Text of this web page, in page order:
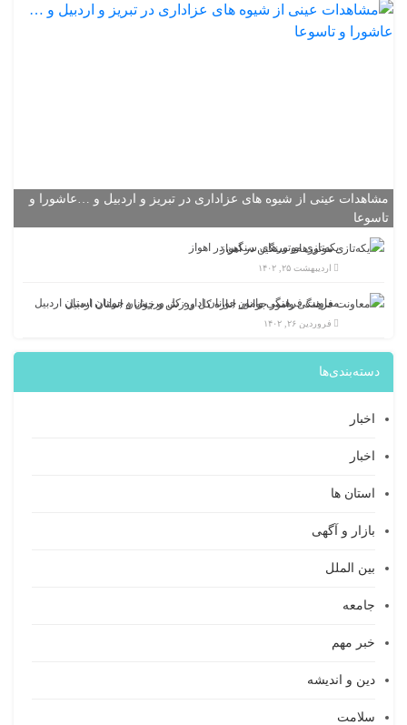
مشاهدات عینی از شیوه های عزاداری در تبریز و اردبیل و …عاشورا و
تاسوعا
یکه‌تازی موتورهای سنگین در اهواز
اردیبهشت ۲۵, ۱۴۰۲
معاونت فرهنگی وامور جوانان اداره کل ورزش و جوانان استان اردبیل
فروردین ۲۶, ۱۴۰۲
دسته‌بندی‌ها
اخبار
اخبار
استان ها
بازار و آگهی
بین الملل
جامعه
خبر مهم
دین و اندیشه
سلامت